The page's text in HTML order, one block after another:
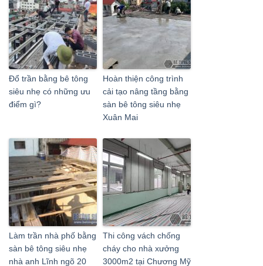
Đổ trần bằng bê tông
siêu nhẹ có những ưu
điểm gì?
Hoàn thiện công trình
cải tạo nâng tầng bằng
sàn bê tông siêu nhẹ
Xuân Mai
Làm trần nhà phố bằng
sàn bê tông siêu nhẹ
nhà anh Lĩnh ngõ 20
Thi công vách chống
cháy cho nhà xưởng
3000m2 tại Chương Mỹ